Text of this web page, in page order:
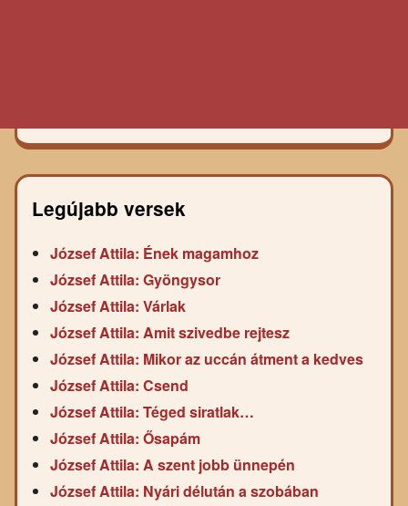
Legújabb versek
József Attila: Ének magamhoz
József Attila: Gyöngysor
József Attila: Várlak
József Attila: Amit szivedbe rejtesz
József Attila: Mikor az uccán átment a kedves
József Attila: Csend
József Attila: Téged siratlak…
József Attila: Ősapám
József Attila: A szent jobb ünnepén
József Attila: Nyári délután a szobában